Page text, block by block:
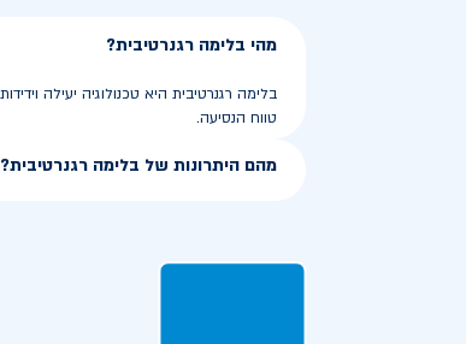
מהי בלימה רגנרטיבית?
בלימה רגנרטיבית היא טכנולוגיה יעילה
טווח הנסיעה.
מהם היתרונות של בלימה רגנרטיבית?